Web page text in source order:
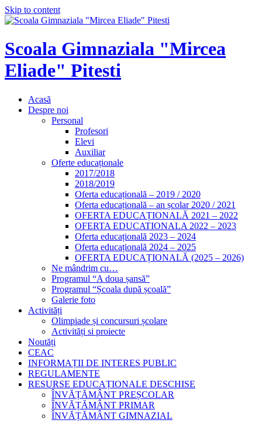
Skip to content
Scoala Gimnaziala "Mircea
Eliade" Pitesti
Acasă
Despre noi
Personal
Profesori
Elevi
Auxiliar
Oferte educaționale
2017/2018
2018/2019
Oferta educațională – 2019 / 2020
Oferta educațională – an școlar 2020 / 2021
OFERTA EDUCAȚIONALĂ 2021 – 2022
OFERTA EDUCATIONALA 2022 – 2023
Oferta educațională 2023 – 2024
Oferta educațională 2024 – 2025
OFERTA EDUCAȚIONALĂ (2025 – 2026)
Ne mândrim cu…
Programul “A doua șansă”
Programul “Școala după școală”
Galerie foto
Activități
Olimpiade și concursuri școlare
Activități si proiecte
Noutăți
CEAC
INFORMAȚII DE INTERES PUBLIC
REGULAMENTE
RESURSE EDUCAȚIONALE DESCHISE
ÎNVĂȚĂMÂNT PREȘCOLAR
ÎNVĂȚĂMÂNT PRIMAR
ÎNVĂȚĂMÂNT GIMNAZIAL